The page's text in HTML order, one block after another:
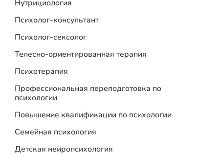
Нутрициология
Психолог-консультант
Психолог-сексолог
Телесно-ориентированная терапия
Психотерапия
Профессиональная переподготовка по
психологии
Повышение квалификации по психологии
Семейная психология
Детская нейропсихология